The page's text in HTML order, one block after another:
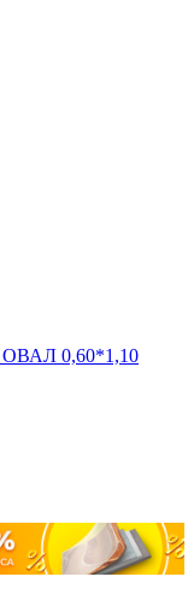
ОВАЛ 0,60*1,10